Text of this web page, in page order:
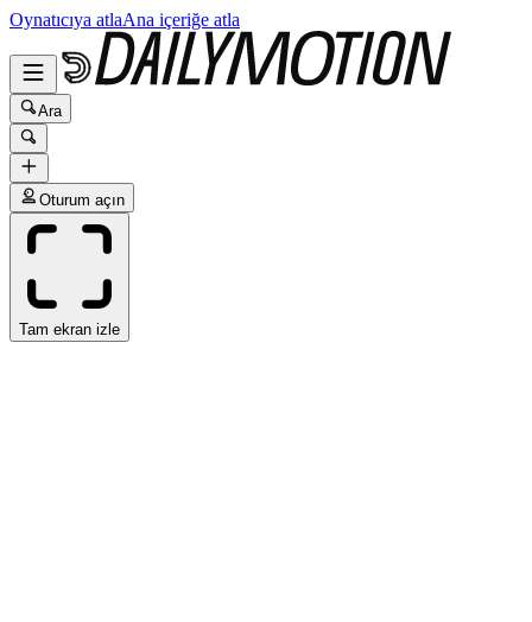
Oynatıcıya atlaAna içeriğe atla
Ara
Oturum açın
Tam ekran izle